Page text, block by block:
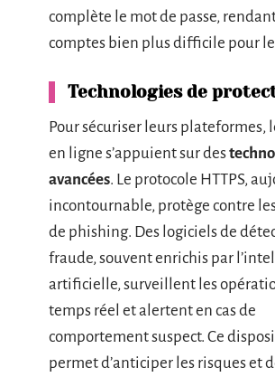
complète le mot de passe, rendant
comptes bien plus difficile pour
Technologies de
Pour sécuriser leurs plateformes,
en ligne s’appuient sur des
avancées. Le protocole HTTPS,
incontournable, protège contre
de phishing. Des logiciels de
fraude, souvent enrichis par
artificielle, surveillent les
temps réel et alertent en cas de
comportement suspect. Ce
permet d’anticiper les risques et